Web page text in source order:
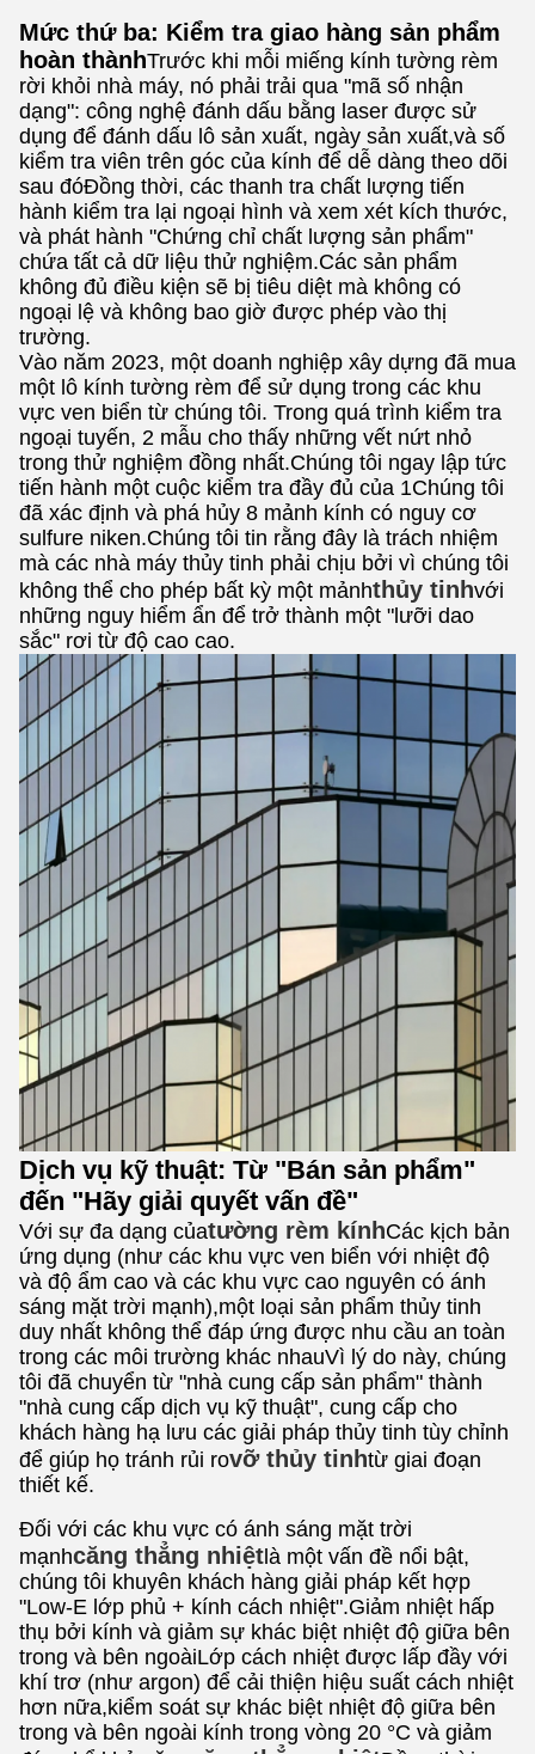
Mức thứ ba: Kiểm tra giao hàng sản phẩm
hoàn thànhTrước khi mỗi miếng kính tường rèm
rời khỏi nhà máy, nó phải trải qua "mã số nhận
dạng": công nghệ đánh dấu bằng laser được sử
dụng để đánh dấu lô sản xuất, ngày sản xuất,và số
kiểm tra viên trên góc của kính để dễ dàng theo dõi
sau đóĐồng thời, các thanh tra chất lượng tiến
hành kiểm tra lại ngoại hình và xem xét kích thước,
và phát hành "Chứng chỉ chất lượng sản phẩm"
chứa tất cả dữ liệu thử nghiệm.Các sản phẩm
không đủ điều kiện sẽ bị tiêu diệt mà không có
ngoại lệ và không bao giờ được phép vào thị
trường.
Vào năm 2023, một doanh nghiệp xây dựng đã mua
một lô kính tường rèm để sử dụng trong các khu
vực ven biển từ chúng tôi. Trong quá trình kiểm tra
ngoại tuyến, 2 mẫu cho thấy những vết nứt nhỏ
trong thử nghiệm đồng nhất.Chúng tôi ngay lập tức
tiến hành một cuộc kiểm tra đầy đủ của 1Chúng tôi
đã xác định và phá hủy 8 mảnh kính có nguy cơ
sulfure niken.Chúng tôi tin rằng đây là trách nhiệm
mà các nhà máy thủy tinh phải chịu bởi vì chúng tôi
không thể cho phép bất kỳ một mảnhthủy tinhvới
những nguy hiểm ẩn để trở thành một "lưỡi dao
sắc" rơi từ độ cao cao.
Dịch vụ kỹ thuật: Từ "Bán sản phẩm"
đến "Hãy giải quyết vấn đề"
Với sự đa dạng củatường rèm kínhCác kịch bản
ứng dụng (như các khu vực ven biển với nhiệt độ
và độ ẩm cao và các khu vực cao nguyên có ánh
sáng mặt trời mạnh),một loại sản phẩm thủy tinh
duy nhất không thể đáp ứng được nhu cầu an toàn
trong các môi trường khác nhauVì lý do này, chúng
tôi đã chuyển từ "nhà cung cấp sản phẩm" thành
"nhà cung cấp dịch vụ kỹ thuật", cung cấp cho
khách hàng hạ lưu các giải pháp thủy tinh tùy chỉnh
để giúp họ tránh rủi rovỡ thủy tinhtừ giai đoạn
thiết kế.
Đối với các khu vực có ánh sáng mặt trời
mạnhcăng thẳng nhiệt là một vấn đề nổi bật,
chúng tôi khuyên khách hàng giải pháp kết hợp
"Low-E lớp phủ + kính cách nhiệt".Giảm nhiệt hấp
thụ bởi kính và giảm sự khác biệt nhiệt độ giữa bên
trong và bên ngoàiLớp cách nhiệt được lấp đầy với
khí trơ (như argon) để cải thiện hiệu suất cách nhiệt
hơn nữa,kiểm soát sự khác biệt nhiệt độ giữa bên
trong và bên ngoài kính trong vòng 20 °C và giảm